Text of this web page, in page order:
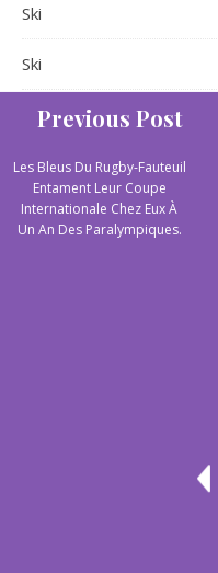
Ski
Ski
Sports aquatiques
Sports aquatiques
Sports collectifs
Previous Post
Les Bleus Du Rugby-Fauteuil
Entament Leur Coupe
Internationale Chez Eux À
Un An Des Paralympiques.